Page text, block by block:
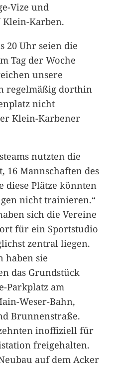
Vize und
Klein-Karben.
20 Uhr seien die
Tag der Woche
unsere
regelmäßig dorthin
nicht
Klein-Karbener
nutzten die
16 Mannschaften des
diese Plätze könnten
nicht trainieren.“
sich die Vereine
für ein Sportstudio
zentral liegen.
haben sie
das Grundstück
Parkplatz am
Weser-Bahn,
Brunnenstraße.
inoffiziell für
freigehalten.
auf dem Acker